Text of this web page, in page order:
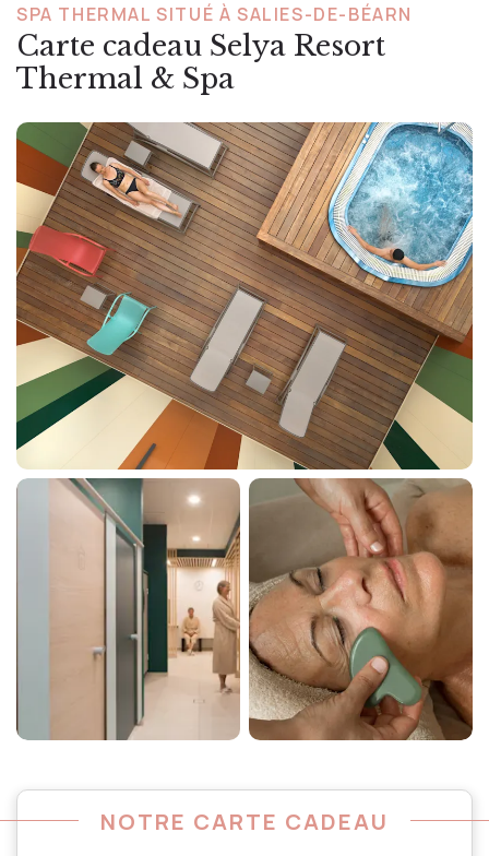
SPA THERMAL SITUÉ À SALIES-DE-BÉARN
Carte cadeau Selya Resort
Thermal & Spa
NOTRE CARTE CADEAU